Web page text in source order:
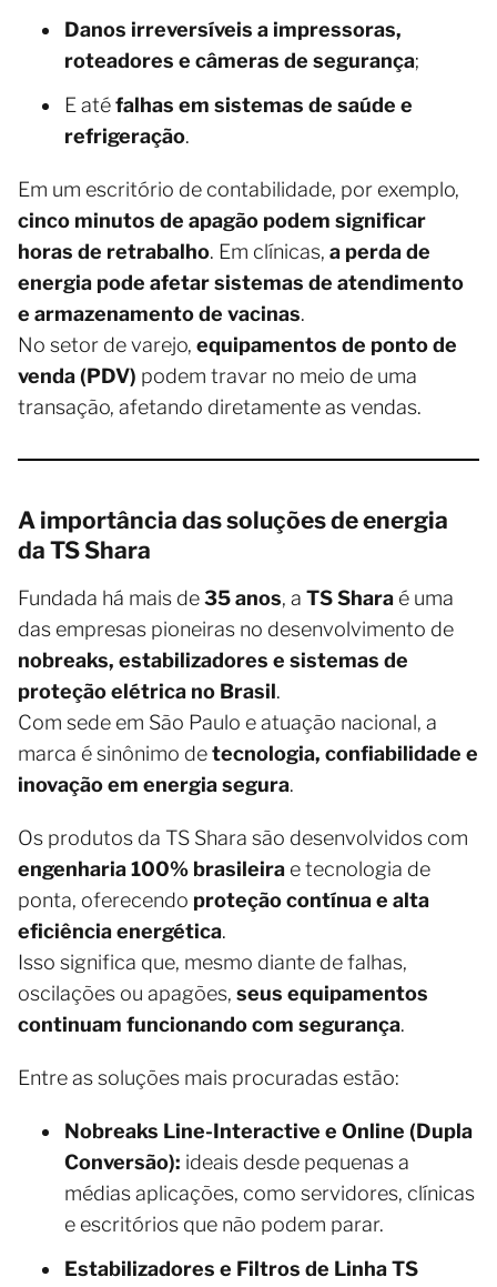
Danos irreversíveis a impressoras,
roteadores e câmeras de segurança;
E atéfalhas em sistemas de saúde e
refrigeração.
Em um escritório de contabilidade, por exemplo,
cinco minutos de apagão podem significar
horas de retrabalho. Em clínicas, a perda de
energia pode afetar sistemas de atendimento
e armazenamento de vacinas.
No setor de varejo, equipamentos de ponto de
venda (PDV) podem travar no meio de uma
transação, afetando diretamente as vendas.
A importância das soluções de energia
da TS Shara
Fundada há mais de35 anos, a TS Shara é uma
das empresas pioneiras no desenvolvimento de
nobreaks, estabilizadores e sistemas de
proteção elétrica no Brasil.
Com sede em São Paulo e atuação nacional, a
marca é sinônimo detecnologia, confiabilidade e
inovação em energia segura.
Os produtos da TS Shara são desenvolvidos com
engenharia 100% brasileira e tecnologia de
ponta, oferecendo proteção contínua e alta
eficiência energética.
Isso significa que, mesmo diante de falhas,
oscilações ou apagões, seus equipamentos
continuam funcionando com segurança.
Entre as soluções mais procuradas estão:
Nobreaks Line-Interactive e Online (Dupla
Conversão): ideais desde pequenas a
médias aplicações, como servidores, clínicas
e escritórios que não podem parar.
Estabilizadores e Filtros de Linha TS